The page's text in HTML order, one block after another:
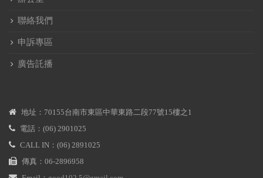
聯絡我們
申訴專區
廣告託播
地址：70155台南市東區中華東路二段77號15樓之1
電話：(06) 2901025
CALL IN：(06) 2891025
傳真：06-2896958